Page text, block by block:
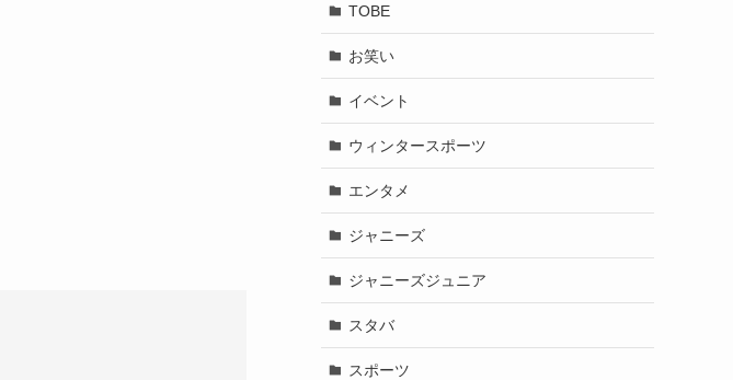
TOBE
お笑い
イベント
ウィンタースポーツ
エンタメ
ジャニーズ
ジャニーズジュニア
スタバ
スポーツ